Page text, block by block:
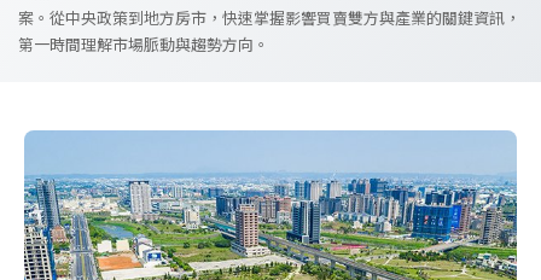
案。從中央政策到地方房市，快速掌握影響買賣雙方與產業的關鍵資訊，
第一時間理解市場脈動與趨勢方向。